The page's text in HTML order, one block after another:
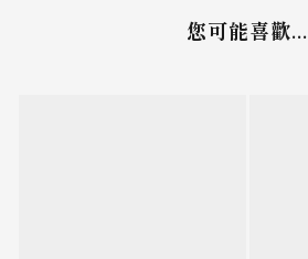
您可能喜歡...